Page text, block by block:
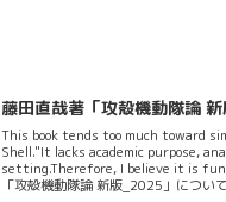
藤田直哉著「攻殻機動隊論
This book tends too much toward
Shell."It lacks academic purpose,
setting.Therefore, I believe it is
「攻殻機動隊論 新版_2025」につい